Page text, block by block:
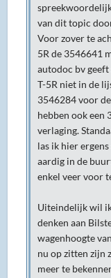
van dit topic
Voor zover te
5R de 3546641
autodoc bv
T-5R niet in de
3546284 voor
hebben ook een
verlaging.
las ik hier
aardig in de
enkel veer voor
Uiteindelijk wil
denken aan
wagenhoogte
nu op zitten zijn
meer te